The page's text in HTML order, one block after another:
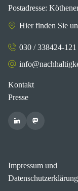
Postadresse:
Hier finden Sie
030 / 338424-121
Kontakt
Presse
Impressum und
Datenschutzerklärung